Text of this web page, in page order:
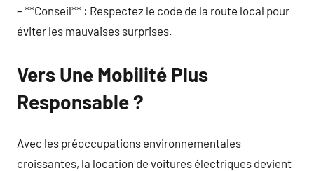
– **Conseil** : Respectez le code de la route local pour
éviter les mauvaises surprises.
Vers Une Mobilité Plus
Responsable ?
Avec les préoccupations environnementales
croissantes, la location de voitures électriques devient